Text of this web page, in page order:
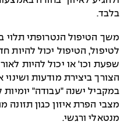
בלבד.
משך הטיפול הנטרופתי
לטיפול, הטיפול יכול להיות
שפעת וכו' או יכול להיות
הצורך ביצירת מודעות
במקביל ישנה "עבודה"
מצבי הפרת איזון כגון תזונה
מנטאלי ורגשי.